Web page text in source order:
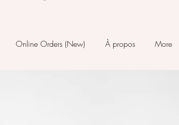
Online Orders (New) À propos More